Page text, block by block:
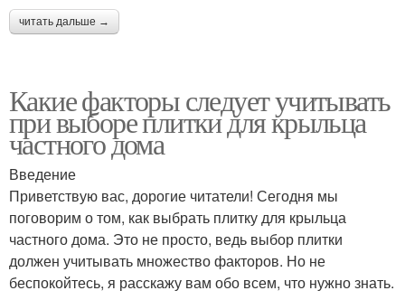
читать дальше →
Какие факторы следует учитывать
при выборе плитки для крыльца
частного дома
Введение
Приветствую вас, дорогие читатели! Сегодня мы
поговорим о том, как выбрать плитку для крыльца
частного дома. Это не просто, ведь выбор плитки
должен учитывать множество факторов. Но не
беспокойтесь, я расскажу вам обо всем, что нужно знать.